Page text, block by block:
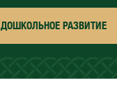
ДОШКОЛЬНОЕ РАЗВИТИЕ